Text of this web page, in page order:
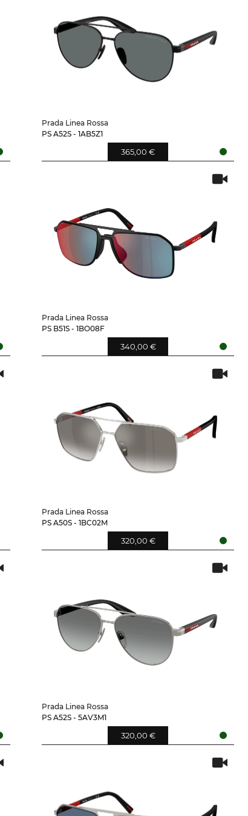
Prada Linea Rossa
PS A52S - 1AB5Z1
365,00 €
Prada Linea Rossa
PS B51S - 1BO08F
340,00 €
Prada Linea Rossa
PS A50S - 1BC02M
320,00 €
Prada Linea Rossa
PS A52S - 5AV3M1
320,00 €